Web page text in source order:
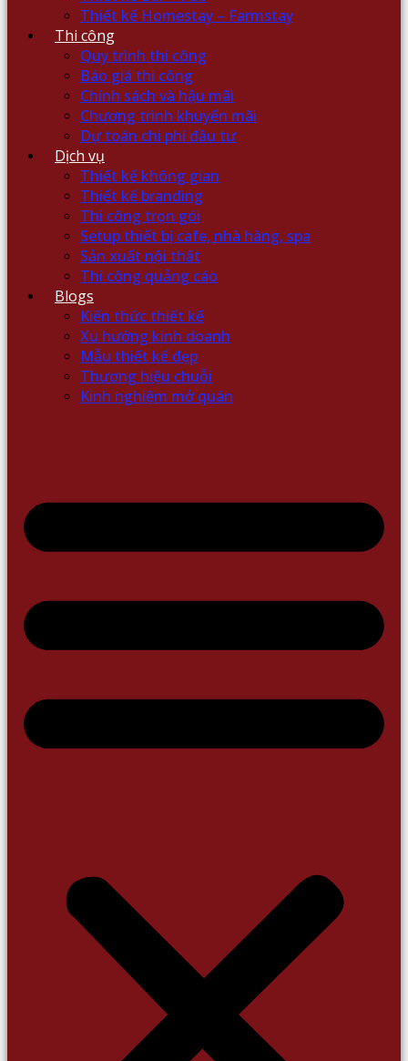
Thiết kế Homestay – Farmstay
Thi công
Quy trình thi công
Báo giá thi công
Chính sách và hậu mãi
Chương trình khuyến mãi
Dự toán chi phí đầu tư
Dịch vụ
Thiết kế không gian
Thiết kế branding
Thi công trọn gói
Setup thiết bị cafe, nhà hàng, spa
Sản xuất nội thất
Thi công quảng cáo
Blogs
Kiến thức thiết kế
Xu hướng kinh doanh
Mẫu thiết kế đẹp
Thương hiệu chuỗi
Kinh nghiệm mở quán